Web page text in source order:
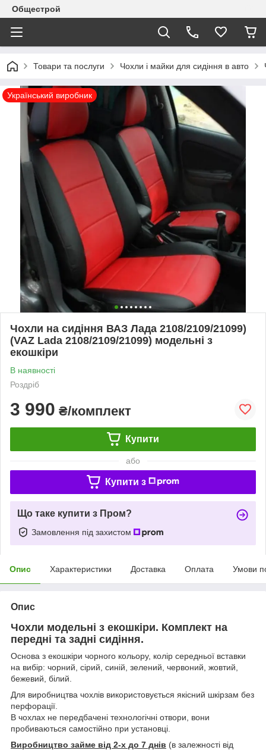
Общестрой
Товари та послуги Чохли і майки для сидіння в авто
Український виробник
Чохли на сидіння ВАЗ Лада 2108/2109/21099)
(VAZ Lada 2108/2109/21099) модельні з
екошкіри
В наявності
Роздріб
3 990 ₴/комплект
Купити
або
Купити з
Що таке купити з Пром?
Замовлення під захистом
Опис Характеристики Доставка Оплата Умови
Опис
Чохли модельні з екошкіри. Комплект на
передні та задні сидіння.
Основа з екошкіри чорного кольору, колір середньої вставки
на вибір: чорний, сірий, синій, зелений, червоний, жовтий,
бежевий, білий.
Для виробництва чохлів використовується якісний шкірзам без
перфорації.
В чохлах не передбачені технологічні отвори, вони
пробиваються самостійно при установці.
Виробництво займе від 2-х до 7 днів (в залежності від